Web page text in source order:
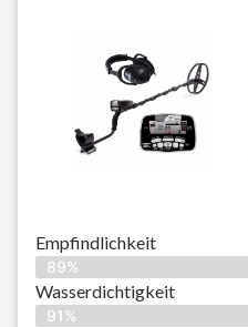
Empfindlichkeit
89%
Wasserdichtigkeit
91%